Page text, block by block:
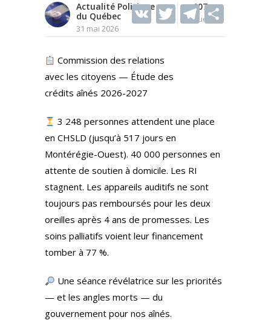
Actualité Politique
du Québec
31 mai 2026
107
Vues
V T T
Commission des relations
avec les citoyens — Étude des
crédits aînés 2026-2027
3 248 personnes attendent une place
en CHSLD (jusqu’à 517 jours en
Montérégie-Ouest). 40 000 personnes en
attente de soutien à domicile. Les RI
stagnent. Les appareils auditifs ne sont
toujours pas remboursés pour les deux
oreilles après 4 ans de promesses. Les
soins palliatifs voient leur financement
tomber à 77 %.
Une séance révélatrice sur les priorités
— et les angles morts — du
gouvernement pour nos aînés.